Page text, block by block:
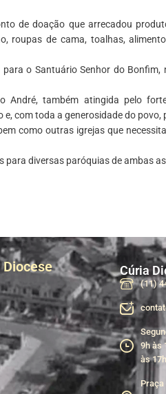
de doação que arrecadou
roupas de cama, toalhas,
o Santuário Senhor do Bonfim,
André, também atingida pelo
com toda a generosidade do povo,
como outras igrejas que
para diversas paróquias de ambas
Cúria
(11)
9h às
às 17h
Praça